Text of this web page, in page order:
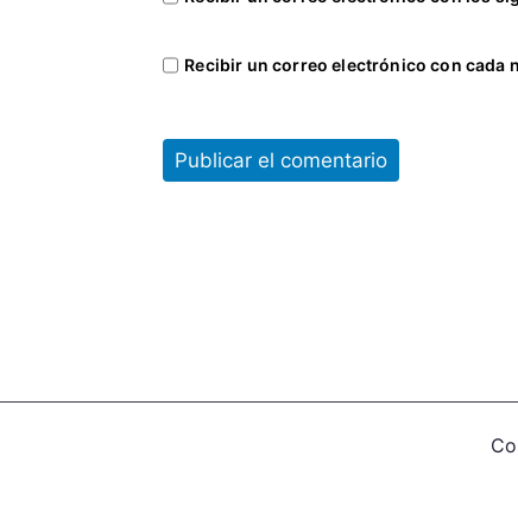
r
o
a
Recibir un correo electrónico con cada